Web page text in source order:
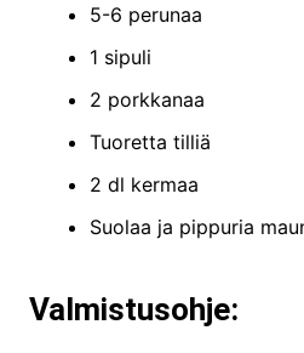
5-6 perunaa
1 sipuli
2 porkkanaa
Tuoretta tilliä
2 dl kermaa
Suolaa ja pippuria
Valmistusohje: